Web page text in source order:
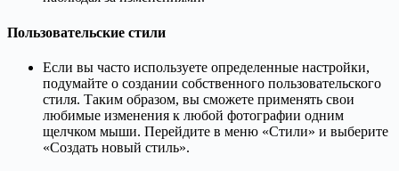
Пользовательские стили
Если вы часто используете определенные настройки,
подумайте о создании собственного пользовательского
стиля. Таким образом, вы сможете применять свои
любимые изменения к любой фотографии одним
щелчком мыши. Перейдите в меню «Стили» и выберите
«Создать новый стиль».